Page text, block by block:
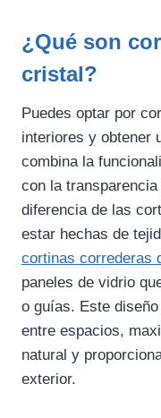
¿Qué son
cristal?
Puedes optar por
interiores y obtener
combina la
con la
diferencia de las
estar hechas de
cortinas correderas
paneles de vidrio
o guías. Este
entre espacios,
natural y
exterior.